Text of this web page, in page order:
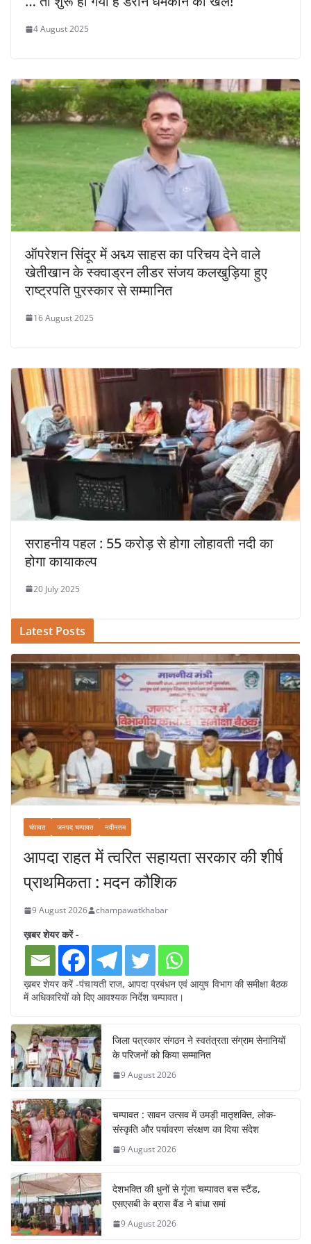
4 August 2025
ऑपरेशन सिंदूर में अद्म्य साहस का परिचय देने वाले
खेतीखान के स्क्वाड्रन लीडर संजय कलखुड़िया हुए
राष्ट्रपति पुरस्कार से सम्मानित
16 August 2025
सराहनीय पहल : 55 करोड़ से होगा लोहावती नदी का
होगा कायाकल्प
20 July 2025
Latest Posts
चंपावत जनपद चम्पावत नवीनतम
आपदा राहत में त्वरित सहायता सरकार की शीर्ष
प्राथमिकता : मदन कौशिक
9 August 2026 champawatkhabar
ख़बर शेयर करें -
ख़बर शेयर करें -पंचायती राज, आपदा प्रबंधन एवं आयुष विभाग की समीक्षा बैठक
में अधिकारियों को दिए आवश्यक निर्देश चम्पावत।
जिला पत्रकार संगठन ने स्वतंत्रता संग्राम सेनानियों
के परिजनों को किया सम्मानित
9 August 2026
चम्पावत : सावन उत्सव में उमड़ी मातृशक्ति, लोक-
संस्कृति और पर्यावरण संरक्षण का दिया संदेश
9 August 2026
देशभक्ति की धुनों से गूंजा चम्पावत बस स्टैंड,
एसएसबी के ब्रास बैंड ने बांधा समां
9 August 2026